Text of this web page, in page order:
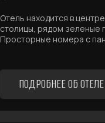
ПОДРОБНЕЕ ОБ ОТЕЛЕ
Отель находится в
столицы, рядом зеленые
Просторные номера с